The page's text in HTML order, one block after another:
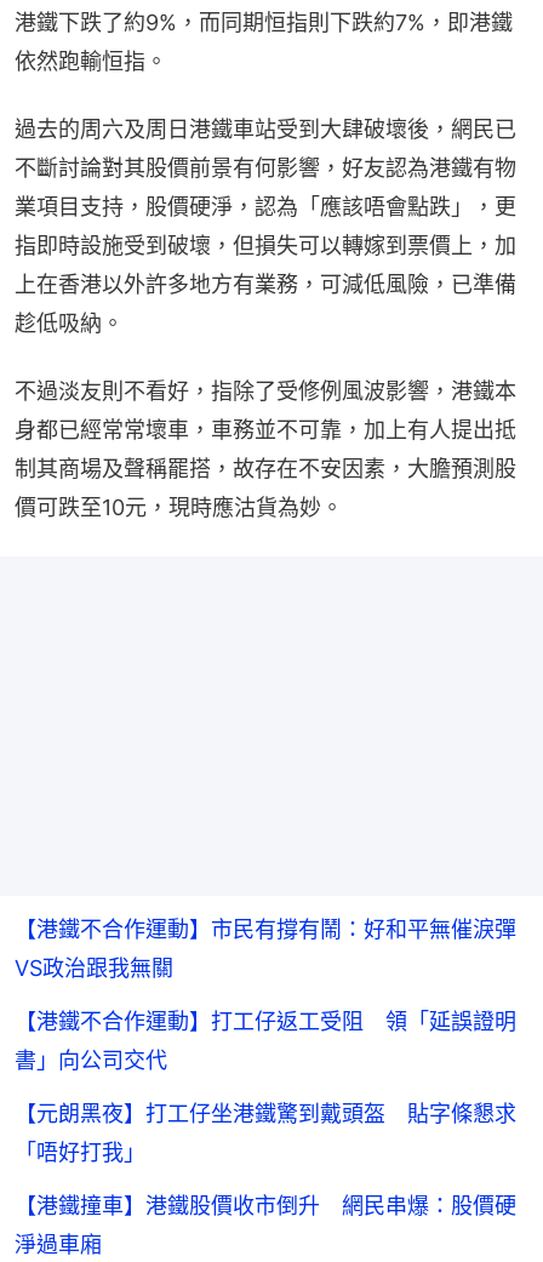
港鐵下跌了約9%，而同期恒指則下跌約7%，即港鐵
依然跑輸恒指。
過去的周六及周日港鐵車站受到大肆破壞後，網民已
不斷討論對其股價前景有何影響，好友認為港鐵有物
業項目支持，股價硬淨，認為「應該唔會點跌」，更
指即時設施受到破壞，但損失可以轉嫁到票價上，加
上在香港以外許多地方有業務，可減低風險，已準備
趁低吸納。
不過淡友則不看好，指除了受修例風波影響，港鐵本
身都已經常常壞車，車務並不可靠，加上有人提出抵
制其商場及聲稱罷搭，故存在不安因素，大膽預測股
價可跌至10元，現時應沽貨為妙。
【港鐵不合作運動】市民有撐有鬧：好和平無催淚彈
VS政治跟我無關
【港鐵不合作運動】打工仔返工受阻 領「延誤證明
書」向公司交代
【元朗黑夜】打工仔坐港鐵驚到戴頭盔 貼字條懇求
「唔好打我」
【港鐵撞車】港鐵股價收市倒升 網民串爆：股價硬
淨過車廂